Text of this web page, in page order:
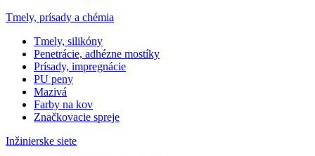
Tmely, prísady a chémia
Tmely, silikóny
Penetrácie, adhézne mostíky
Prísady, impregnácie
PU peny
Mazivá
Farby na kov
Značkovacie spreje
Inžinierske siete